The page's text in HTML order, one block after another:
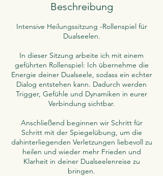
Beschreibung
Intensive Heilungssitzung -Rollenspiel für
Dualseelen.
In dieser Sitzung arbeite ich mit einem
geführten Rollenspiel: Ich übernehme die
Energie deiner Dualseele, sodass ein echter
Dialog entstehen kann. Dadurch werden
Trigger, Gefühle und Dynamiken in eurer
Verbindung sichtbar.
Anschließend beginnen wir Schritt für
Schritt mit der Spiegelübung, um die
dahinterliegenden Verletzungen liebevoll zu
heilen und wieder mehr Frieden und
Klarheit in deiner Dualseelenreise zu
bringen.